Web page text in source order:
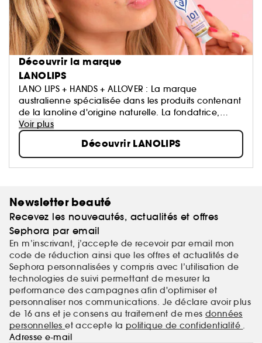
Découvrir la marque
LANOLIPS
LANO LIPS + HANDS + ALLOVER : La marque
australienne spécialisée dans les produits contenant
de la lanoline d'origine naturelle. La fondatrice,
Kirsten Carriol devait prendre l’avion lorsqu’elle s’est
rendu compte qu’elle n’avait pas de baume à
Voir plus
Découvrir LANOLIPS
Newsletter beauté
Recevez les nouveautés, actualités et offres
Sephora par email
En m’inscrivant, j’accepte de recevoir par email mon
code de réduction ainsi que les offres et actualités de
Sephora personnalisées y compris avec l’utilisation de
technologies de suivi permettant de mesurer la
performance des campagnes afin d'optimiser et
personnaliser nos communications. Je déclare avoir plus
de 16 ans et je consens au traitement de mes données
personnelleset accepte la politique de confidentialité .
Adresse e-mail